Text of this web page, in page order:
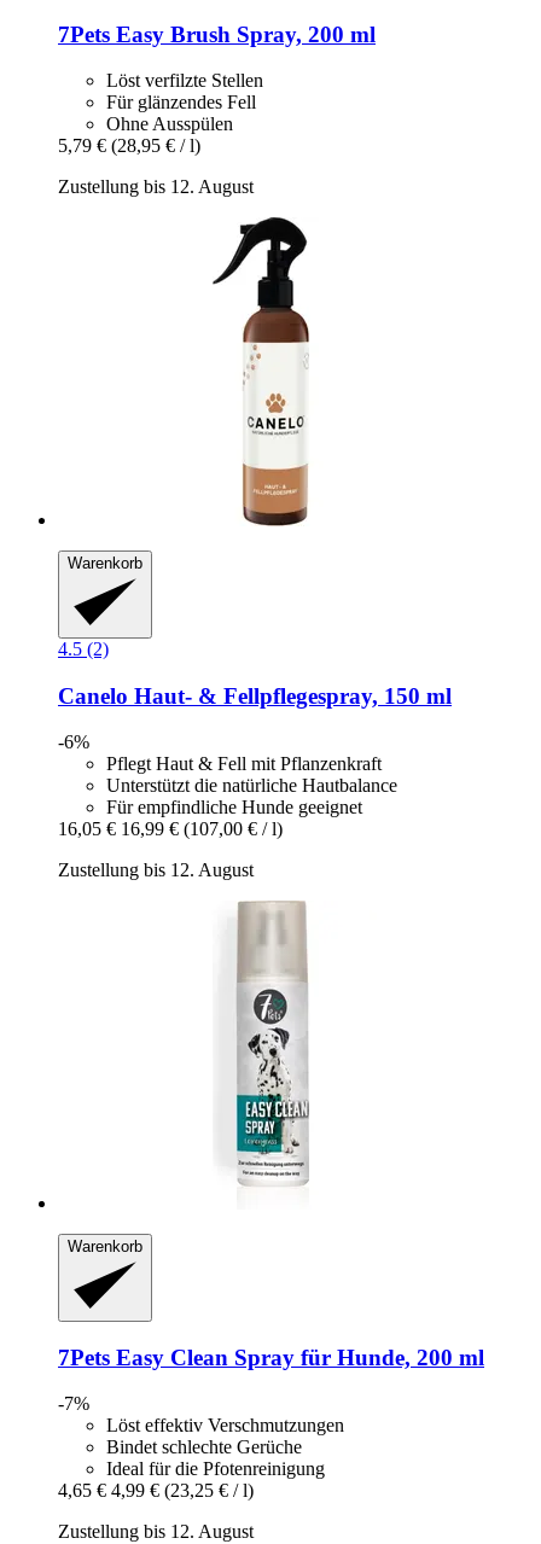
7Pets Easy Brush Spray, 200 ml
Löst verfilzte Stellen
Für glänzendes Fell
Ohne Ausspülen
5,79 € (28,95 € / l)
Zustellung bis 12. August
Warenkorb
4.5 (2)
Canelo Haut-​ & Fellpflegespray, 150 ml
-6%
Pflegt Haut & Fell mit Pflanzenkraft
Unterstützt die natürliche Hautbalance
Für empfindliche Hunde geeignet
16,05 € 16,99 € (107,00 € / l)
Zustellung bis 12. August
Warenkorb
7Pets Easy Clean Spray für Hunde, 200 ml
-7%
Löst effektiv Verschmutzungen
Bindet schlechte Gerüche
Ideal für die Pfotenreinigung
4,65 € 4,99 € (23,25 € / l)
Zustellung bis 12. August